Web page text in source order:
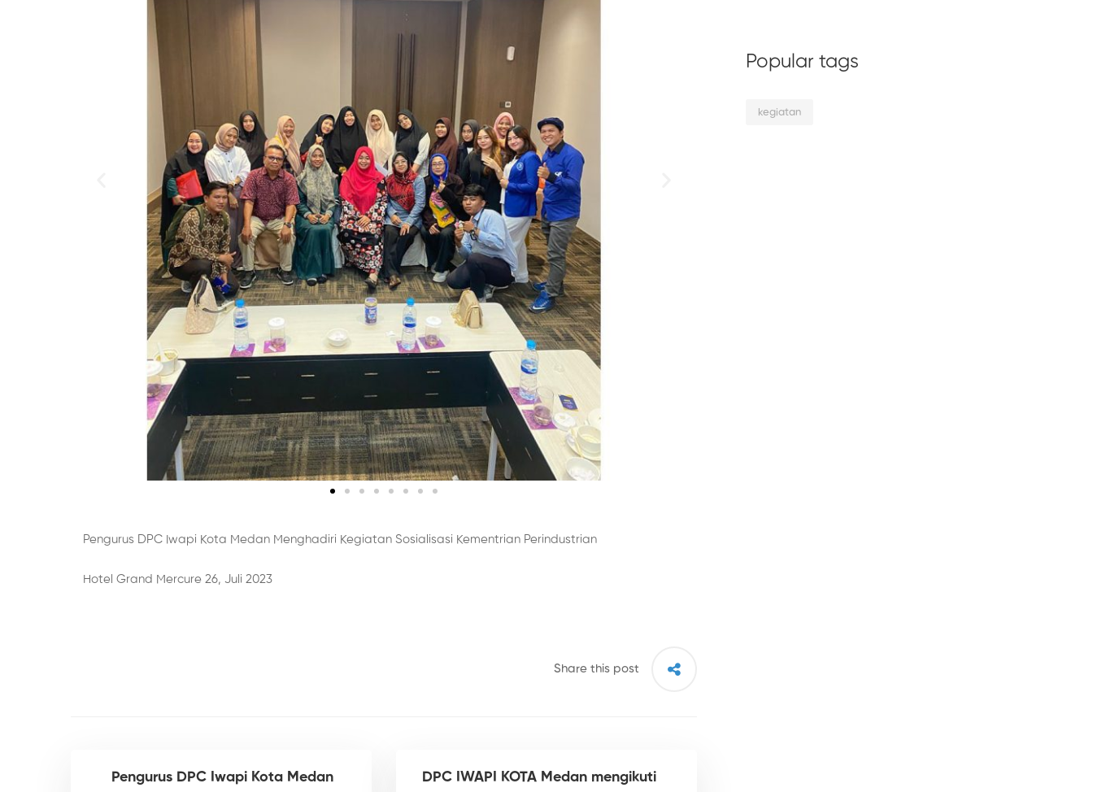
Pengurus DPC Iwapi Kota Medan Menghadiri Kegiatan Sosialisasi Kementrian Perindustrian
Hotel Grand Mercure 26, Juli 2023
Share this post
Pengurus DPC Iwapi Kota Medan
DPC IWAPI KOTA Medan mengikuti
Popular tags
kegiatan